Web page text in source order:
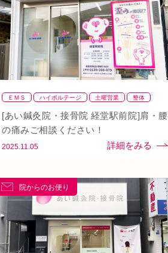
ＥＭＳ ハイボルテージ 土曜営業
整体
整骨
肩 背骨矯正 腰 血流改善
鍼灸
頭痛
首 駅近 骨盤矯正
[あい鍼灸院・接骨院 経堂駅前院]肩・腰
の痛みご相談ください！
2025.11.05
院からのお便り